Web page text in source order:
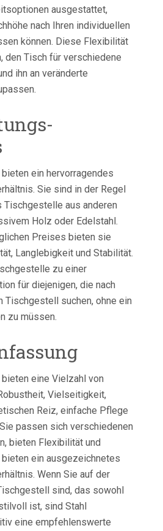
ausgestattet,
nach Ihren individuellen
können. Diese Flexibilität
den Tisch für verschiedene
ihn an veränderte
ein hervorragendes
Sie sind in der Regel
aus anderen
Holz oder Edelstahl.
Preises bieten sie
Langlebigkeit und Stabilität.
zu einer
für diejenigen, die nach
Tischgestell suchen, ohne ein
zu müssen.
eine Vielzahl von
Vielseitigkeit,
Reiz, einfache Pflege
passen sich verschiedenen
bieten Flexibilität und
ein ausgezeichnetes
Wenn Sie auf der
sind, das sowohl
ist, sind Stahl
eine empfehlenswerte